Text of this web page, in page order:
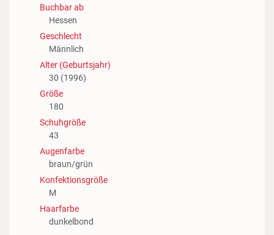
Buchbar ab
Hessen
Geschlecht
Männlich
Alter (Geburtsjahr)
30 (1996)
Größe
180
Schuhgröße
43
Augenfarbe
braun/grün
Konfektionsgröße
M
Haarfarbe
dunkelbond